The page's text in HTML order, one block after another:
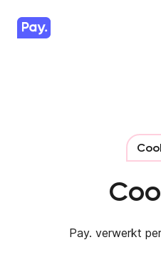
Pay. verwerkt